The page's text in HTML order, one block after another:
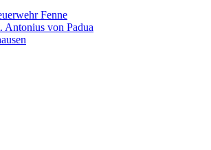
Fenne
Antonius von Padua